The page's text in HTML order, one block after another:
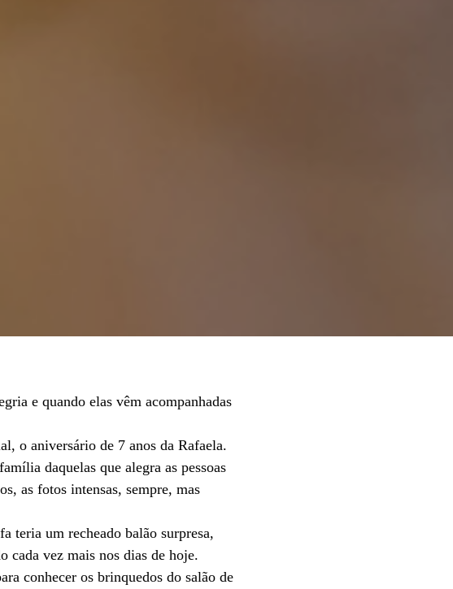
e quando elas vêm acompanhadas
o aniversário de 7 anos da Rafaela.
daquelas que alegra as pessoas
as fotos intensas, sempre, mas
teria um recheado balão surpresa,
cada vez mais nos dias de hoje.
conhecer os brinquedos do salão de